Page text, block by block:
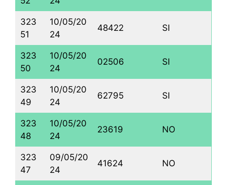
323
51
10/05/20
24
48422 SI
323
50
10/05/20
24
02506 SI
323
49
10/05/20
24
62795 SI
323
48
10/05/20
24
23619 NO
323
47
09/05/20
24
41624 NO